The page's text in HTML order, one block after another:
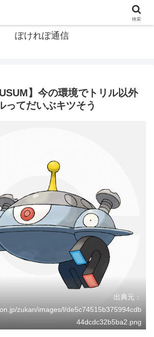
ぽけれぽ通信
】今の環境でトリル以外
ってだいぶキツそう
出典元：
zukan/images/l/de5c74515b375994cdb
44dcdc32b5ba2.png
検索